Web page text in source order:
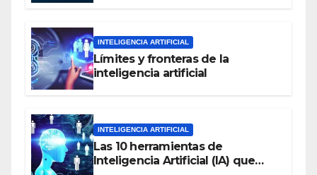
INTELIGENCIA ARTIFICIAL
Límites y fronteras de la
inteligencia artificial
INTELIGENCIA ARTIFICIAL
Las 10 herramientas de
Inteligencia Artificial (IA) que